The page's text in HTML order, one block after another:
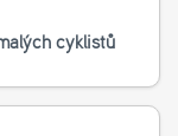
cyklistů